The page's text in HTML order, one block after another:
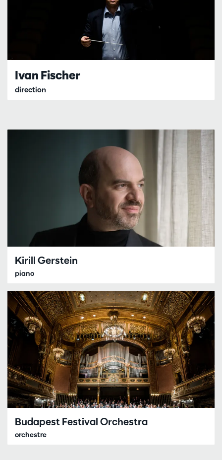
Ivan Fischer
direction
Kirill Gerstein
piano
Budapest Festival Orchestra
orchestre